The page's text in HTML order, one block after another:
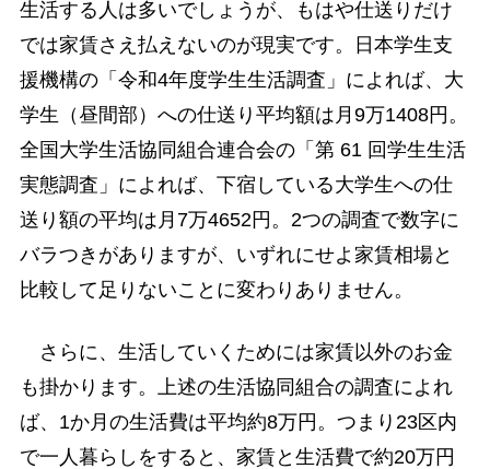
生活する人は多いでしょうが、もはや仕送りだけ
では家賃さえ払えないのが現実です。日本学生支
援機構の「令和4年度学生生活調査」によれば、大
学生（昼間部）への仕送り平均額は月9万1408円。
全国大学生活協同組合連合会の「第 61 回学生生活
実態調査」によれば、下宿している大学生への仕
送り額の平均は月7万4652円。2つの調査で数字に
バラつきがありますが、いずれにせよ家賃相場と
比較して足りないことに変わりありません。
さらに、生活していくためには家賃以外のお金
も掛かります。上述の生活協同組合の調査によれ
ば、1か月の生活費は平均約8万円。つまり23区内
で一人暮らしをすると、家賃と生活費で約20万円